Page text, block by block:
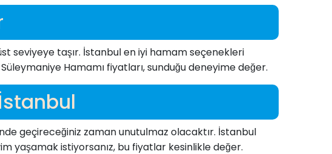
seviyeye taşır. İstanbul en iyi hamam seçenekleri
Hamamı fiyatları, sunduğu deneyime değer.
geçireceğiniz zaman unutulmaz olacaktır. İstanbul
yaşamak istiyorsanız, bu fiyatlar kesinlikle değer.